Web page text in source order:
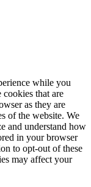
while you
that are
as they are
of the website. We
and understand how
in your browser
to opt-out of these
may affect your